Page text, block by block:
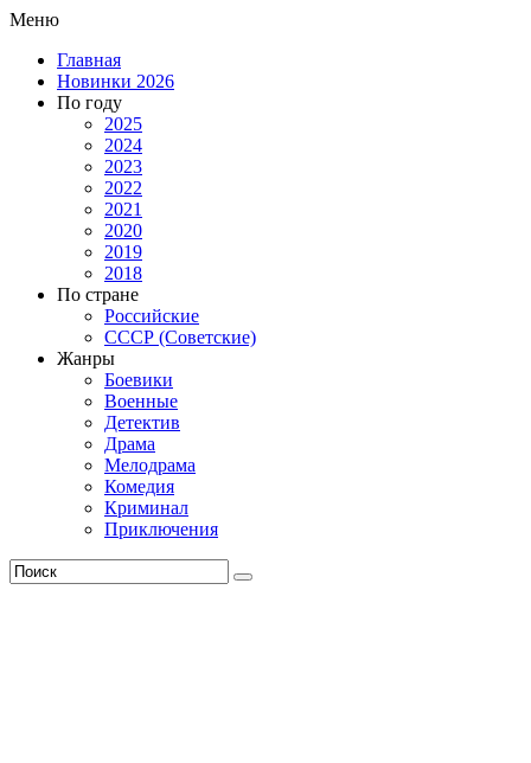
Меню
Главная
Новинки 2026
По году
2025
2024
2023
2022
2021
2020
2019
2018
По стране
Российские
СССР (Советские)
Жанры
Боевики
Военные
Детектив
Драма
Мелодрама
Комедия
Криминал
Приключения